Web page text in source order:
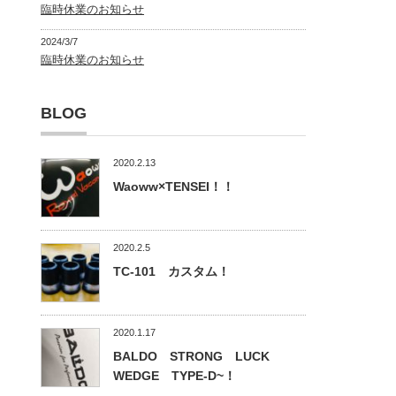
臨時休業のお知らせ
2024/3/7
臨時休業のお知らせ
BLOG
2020.2.13
Waoww×TENSEI！！
2020.2.5
TC-101 カスタム！
2020.1.17
BALDO STRONG LUCK
WEDGE TYPE-D~！